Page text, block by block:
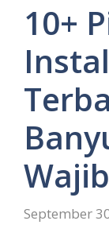
10+
September